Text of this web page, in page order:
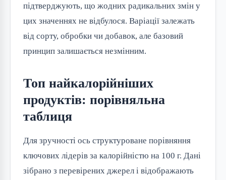
підтверджують, що жодних радикальних змін у
цих значеннях не відбулося. Варіації залежать
від сорту, обробки чи добавок, але базовий
принцип залишається незмінним.
Топ найкалорійніших
продуктів: порівняльна
таблиця
Для зручності ось структуроване порівняння
ключових лідерів за калорійністю на 100 г. Дані
зібрано з перевірених джерел і відображають